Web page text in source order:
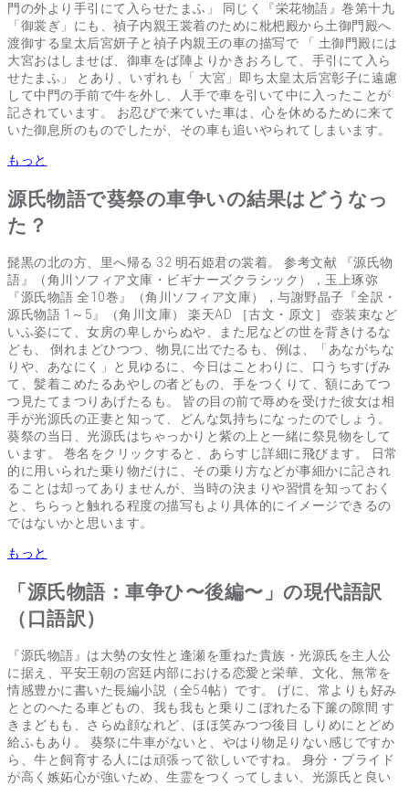
門の外より手引にて入らせたまふ」 同じく『栄花物語』巻第十九
「御裳ぎ」にも、禎子内親王裳着のために枇杷殿から土御門殿へ
渡御する皇太后宮妍子と禎子内親王の車の描写で 「 土御門殿には
大宮おはしませば、御車をば陣よりかきおろして、手引にて入ら
せたまふ」 とあり、いずれも「 大宮」即ち太皇太后宮彰子に遠慮
して中門の手前で牛を外し、人手で車を引いて中に入ったことが
記されています。 お忍びで来ていた車は、心を休めるために来て
いた御息所のものでしたが、その車も追いやられてしまいます。
もっと
源氏物語で葵祭の車争いの結果はどうなっ
た？
髭黒の北の方、里へ帰る 32 明石姫君の裳着。 参考文献 『源氏物
語』（角川ソフィア文庫・ビギナーズクラシック），玉上琢弥
『源氏物語 全10巻』（角川ソフィア文庫），与謝野晶子『全訳・
源氏物語 1～5』（角川文庫） 楽天AD ［古文・原文］ 壺装束など
いふ姿にて、女房の卑しからぬや、また尼などの世を背きけるな
ども、 倒れまどひつつ、物見に出でたるも、例は、「あながちな
りや、あなにく」と見ゆるに、今日はことわりに、口うちすげみ
て、髪着こめたるあやしの者どもの、手をつくりて、額にあてつ
つ見たてまつりあげたるも。 皆の目の前で辱めを受けた彼女は相
手が光源氏の正妻と知って、どんな気持ちになったのでしょう。
葵祭の当日、光源氏はちゃっかりと紫の上と一緒に祭見物をして
います。 巻名をクリックすると、あらすじ詳細に飛びます。 日常
的に用いられた乗り物だけに、その乗り方などが事細かに記され
ることは却ってありませんが、当時の決まりや習慣を知っておく
と、ちらっと触れる程度の描写もより具体的にイメージできるの
ではないかと思います。
もっと
「源氏物語：車争ひ〜後編〜」の現代語訳
（口語訳）
『源氏物語』は大勢の女性と逢瀬を重ねた貴族・光源氏を主人公
に据え、平安王朝の宮廷内部における恋愛と栄華、文化、無常を
情感豊かに書いた長編小説（全54帖）です。 げに、常よりも好み
ととのへたる車どもの、我も我もと乗りこぼれたる下簾の隙間 す
きまどもも、さらぬ顔なれど、ほほ笑みつつ後目 しりめにとどめ
給ふもあり。 葵祭に牛車がないと、やはり物足りない感じですか
ら、牛と飼育する人には頑張って欲しいですね。 身分・プライド
が高く嫉妬心が強いため、生霊をつくってしまい、光源氏と良い